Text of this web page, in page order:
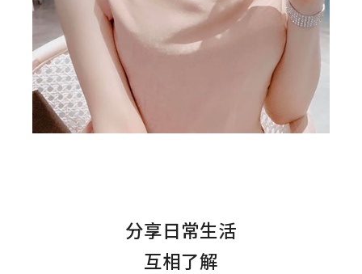
分享日常生活
互相了解